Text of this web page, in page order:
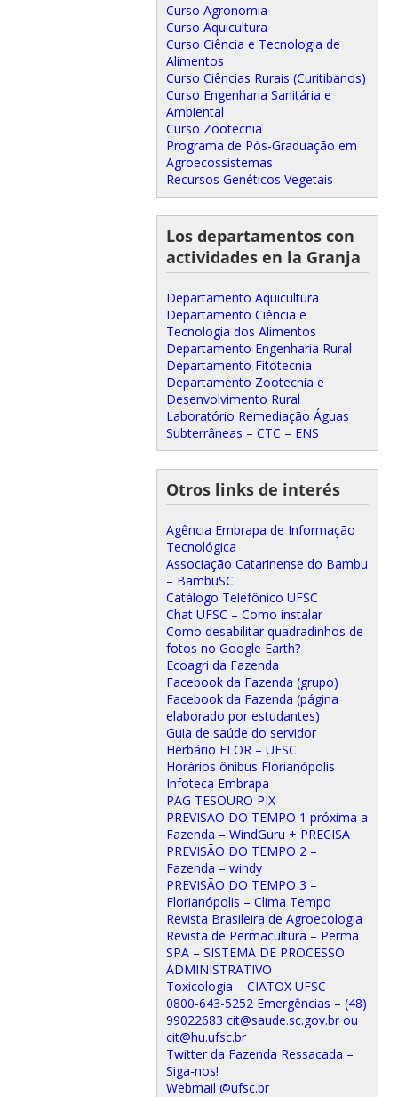
Curso Agronomia
Curso Aquicultura
Curso Ciência e Tecnologia de
Alimentos
Curso Ciências Rurais (Curitibanos)
Curso Engenharia Sanitária e
Ambiental
Curso Zootecnia
Programa de Pós-Graduação em
Agroecossistemas
Recursos Genéticos Vegetais
Los departamentos con
actividades en la Granja
Departamento Aquicultura
Departamento Ciência e
Tecnologia dos Alimentos
Departamento Engenharia Rural
Departamento Fitotecnia
Departamento Zootecnia e
Desenvolvimento Rural
Laboratório Remediação Águas
Subterrâneas – CTC – ENS
Otros links de interés
Agência Embrapa de Informação
Tecnológica
Associação Catarinense do Bambu
– BambuSC
Catálogo Telefônico UFSC
Chat UFSC – Como instalar
Como desabilitar quadradinhos de
fotos no Google Earth?
Ecoagri da Fazenda
Facebook da Fazenda (grupo)
Facebook da Fazenda (página
elaborado por estudantes)
Guia de saúde do servidor
Herbário FLOR – UFSC
Horários ônibus Florianópolis
Infoteca Embrapa
PAG TESOURO PIX
PREVISÃO DO TEMPO 1 próxima a
Fazenda – WindGuru + PRECISA
PREVISÃO DO TEMPO 2 –
Fazenda – windy
PREVISÃO DO TEMPO 3 –
Florianópolis – Clima Tempo
Revista Brasileira de Agroecologia
Revista de Permacultura – Perma
SPA – SISTEMA DE PROCESSO
ADMINISTRATIVO
Toxicologia – CIATOX UFSC –
0800-643-5252 Emergências – (48)
99022683 cit@saude.sc.gov.br ou
cit@hu.ufsc.br
Twitter da Fazenda Ressacada –
Siga-nos!
Webmail @ufsc.br